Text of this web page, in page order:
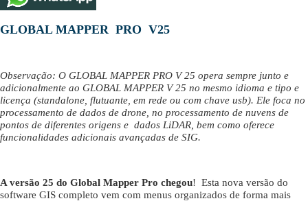
GLOBAL MAPPER PRO V25
Observação: O GLOBAL MAPPER PRO V 25 opera sempre junto e
adicionalmente ao GLOBAL MAPPER V 25 no mesmo idioma e tipo e
licença (standalone, flutuante, em rede ou com chave usb). Ele foca no
processamento de dados de drone, no processamento de nuvens de
pontos de diferentes origens e dados LiDAR, bem como oferece
funcionalidades adicionais avançadas de SIG.
A versão 25 do Global Mapper Pro chegou! Esta nova versão do
software GIS completo vem com menus organizados de forma mais